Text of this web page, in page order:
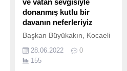
ve vatan sevgisiyle
donanmış kutlu bir
davanın neferleriyiz
Başkan Büyükakın, Kocaeli
Gümüşhaneliler Vakfı
Başkanı Kenan Öge ile
Kocaeli Erzurum Dernekler
28.06.2022
0
155